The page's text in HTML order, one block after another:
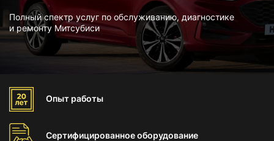
Полный спектр услуг по обслуживанию, диагностике
и ремонту Митсубиси
Опыт работы
Сертифицированноеоборудование